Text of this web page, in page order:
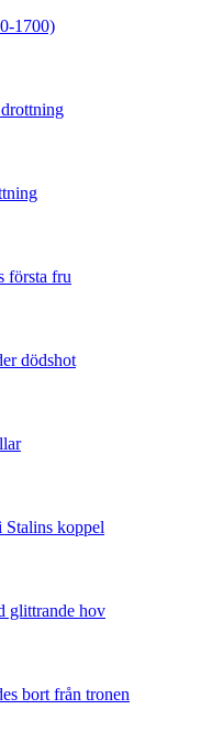
1700)
första fru
dödshot
koppel
glittrande hov
bort från tronen